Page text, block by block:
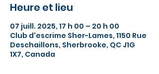
Heure et lieu
07 juill. 2025, 17 h 00 – 20 h 00
Club d'escrime Sher-Lames, 1150 Rue
Deschaillons, Sherbrooke, QC J1G
1X7, Canada